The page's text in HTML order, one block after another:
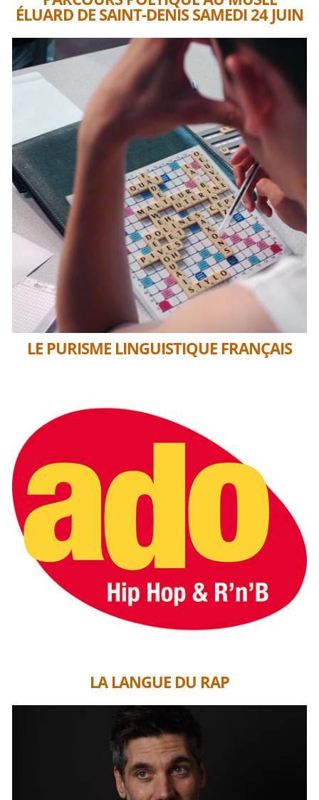
ÉLUARD DE SAINT-DENIS SAMEDI 24 JUIN
LE PURISME LINGUISTIQUE FRANÇAIS
LA LANGUE DU RAP